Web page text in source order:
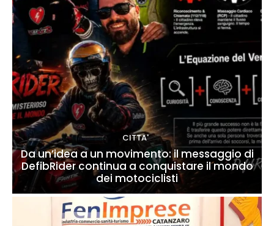
CITTA'
Da un’idea a un movimento: il messaggio di
DefibRider continua a conquistare il mondo
dei motociclisti